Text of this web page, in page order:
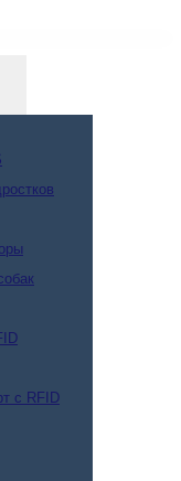
с RFID